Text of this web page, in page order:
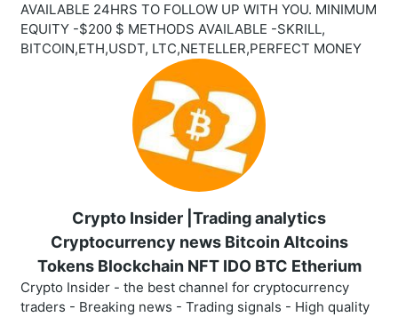
AVAILABLE 24HRS TO FOLLOW UP WITH YOU. MINIMUM
EQUITY -$200 $ METHODS AVAILABLE -SKRILL,
BITCOIN,ETH,USDT, LTC,NETELLER,PERFECT MONEY
Crypto Insider |Trading analytics
Cryptocurrency news Bitcoin Altcoins
Tokens Blockchain NFT IDO BTC Etherium
Crypto Insider - the best channel for cryptocurrency
traders - Breaking news - Trading signals - High quality